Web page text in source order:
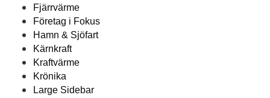
Fjärrvärme
Företag i Fokus
Hamn & Sjöfart
Kärnkraft
Kraftvärme
Krönika
Large Sidebar